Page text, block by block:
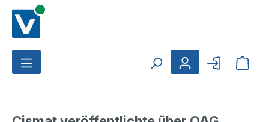
Zum Hauptinhalt springen